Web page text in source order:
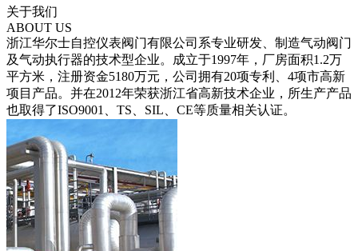
关于我们
ABOUT US
浙江华尔士自控仪表阀门有限公司系专业研发、制造气动阀门
及气动执行器的技术型企业。成立于1997年，厂房面积1.2万
平方米，注册资金5180万元，公司拥有20项专利、4项市高新
项目产品。并在2012年荣获浙江省高新技术企业，所生产产品
也取得了ISO9001、TS、SIL、CE等质量相关认证。